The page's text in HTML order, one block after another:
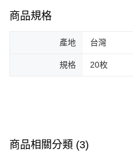
商品規格
產地 台灣
規格 20枚
商品相關分類 (3)